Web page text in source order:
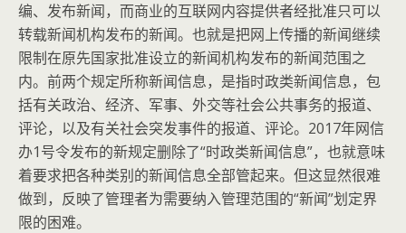
编、发布新闻，而商业的互联网内容提供者经批准只可以
转载新闻机构发布的新闻。也就是把网上传播的新闻继续
限制在原先国家批准设立的新闻机构发布的新闻范围之
内。前两个规定所称新闻信息，是指时政类新闻信息，包
括有关政治、经济、军事、外交等社会公共事务的报道、
评论，以及有关社会突发事件的报道、评论。2017年网信
办1号令发布的新规定删除了“时政类新闻信息”，也就意味
着要求把各种类别的新闻信息全部管起来。但这显然很难
做到，反映了管理者为需要纳入管理范围的“新闻”划定界
限的困难。